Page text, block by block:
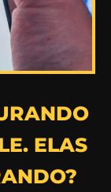
ELAS